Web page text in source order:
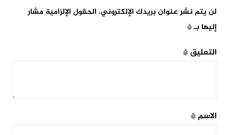
لن يتم نشر عنوان بريدك الإلكتروني. الحقول الإلزامية مشار
إليها بـ*
التعليق*
الاسم*